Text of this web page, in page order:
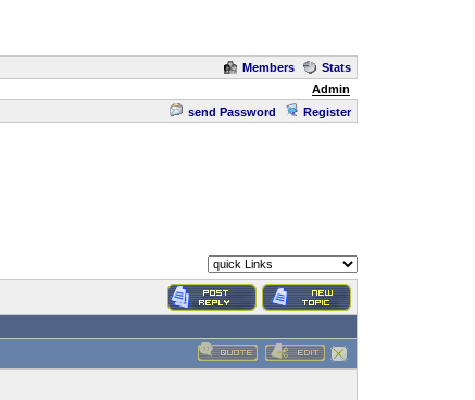
Members
Stats
Admin
send Password Register